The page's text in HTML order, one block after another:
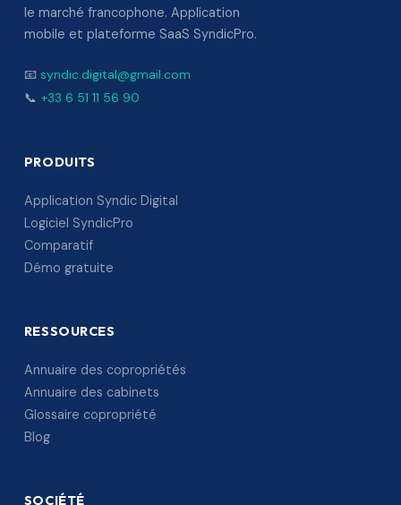
le marché francophone. Application
mobile et plateforme SaaS SyndicPro.
📧 syndic.digital@gmail.com
📞 +33 6 51 11 56 90
PRODUITS
Application Syndic Digital
Logiciel SyndicPro
Comparatif
Démo gratuite
RESSOURCES
Annuaire des copropriétés
Annuaire des cabinets
Glossaire copropriété
Blog
SOCIÉTÉ